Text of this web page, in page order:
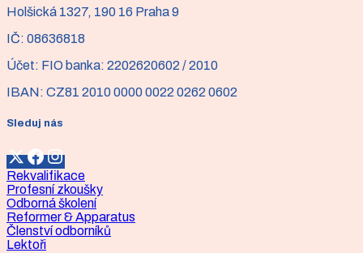
Holšická 1327, 190 16 Praha 9
IČ: 08636818
Účet: FIO banka: 2202620602 / 2010
IBAN: CZ81 2010 0000 0022 0262 0602
Sleduj nás
Rekvalifikace
Profesní zkoušky
Odborná školení
Reformer & Apparatus
Členství odborníků
Lektoři